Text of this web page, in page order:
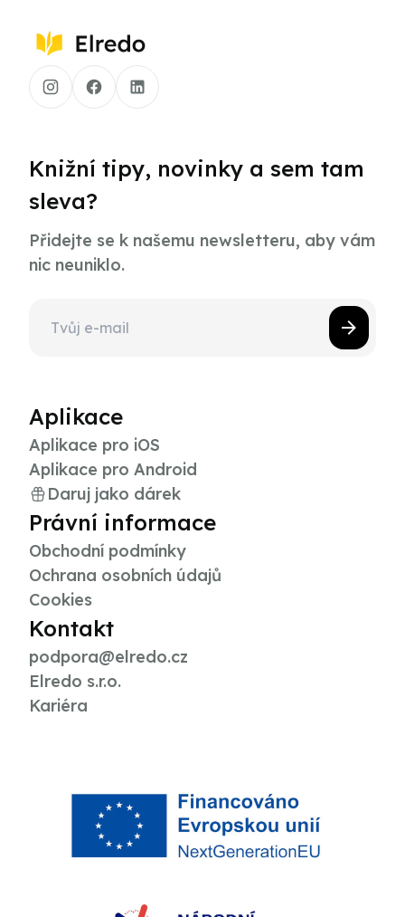
Knižní tipy, novinky a sem tam
sleva?
Přidejte se k našemu newsletteru, aby vám
nic neuniklo.
Aplikace
Aplikace pro iOS
Aplikace pro Android
Daruj jako dárek
Právní informace
Obchodní podmínky
Ochrana osobních údajů
Cookies
Kontakt
podpora@elredo.cz
Elredo s.r.o.
Kariéra